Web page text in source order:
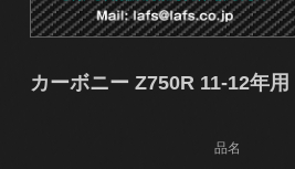
カーボニー Z750R 11-12年
品名